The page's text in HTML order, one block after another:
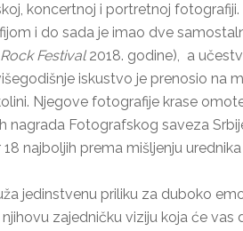
koncertnoj i portretnoj
i do sada je imao dve
Festival2018. godine), a
iskustvo je prenosio na
Njegove fotografije krase
nagrada Fotografskog saveza
najboljih prema mišljenju urednika
jedinstvenu priliku za duboko
zajedničku viziju koja će vas